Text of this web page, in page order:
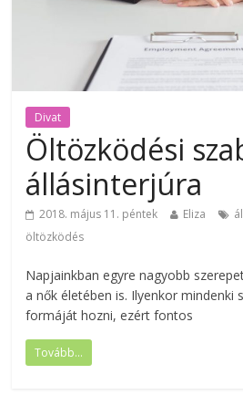
Divat
Öltözködési
állásinterjúra
2018. május 11. péntek Eliza
öltözködés
Napjainkban egyre nagyobb
a nők életében is. Ilyenkor mindenki
formáját hozni, ezért fontos
Tovább...